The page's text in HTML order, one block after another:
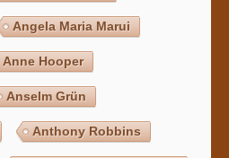
Angela Maria Marui
Anne Hooper
Anselm Grün
Anthony Robbins